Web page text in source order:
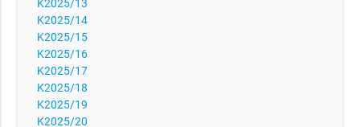
K2025/13
K2025/14
K2025/15
K2025/16
K2025/17
K2025/18
K2025/19
K2025/20